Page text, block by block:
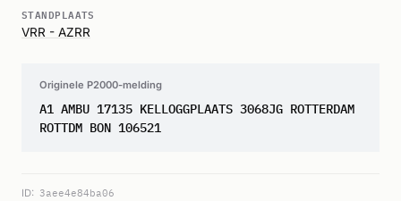
STANDPLAATS
VRR - AZRR
Originele P2000-melding
A1 AMBU 17135 KELLOGGPLAATS 3068JG ROTTERDAM
ROTTDM BON 106521
ID: 3aee4e84ba06